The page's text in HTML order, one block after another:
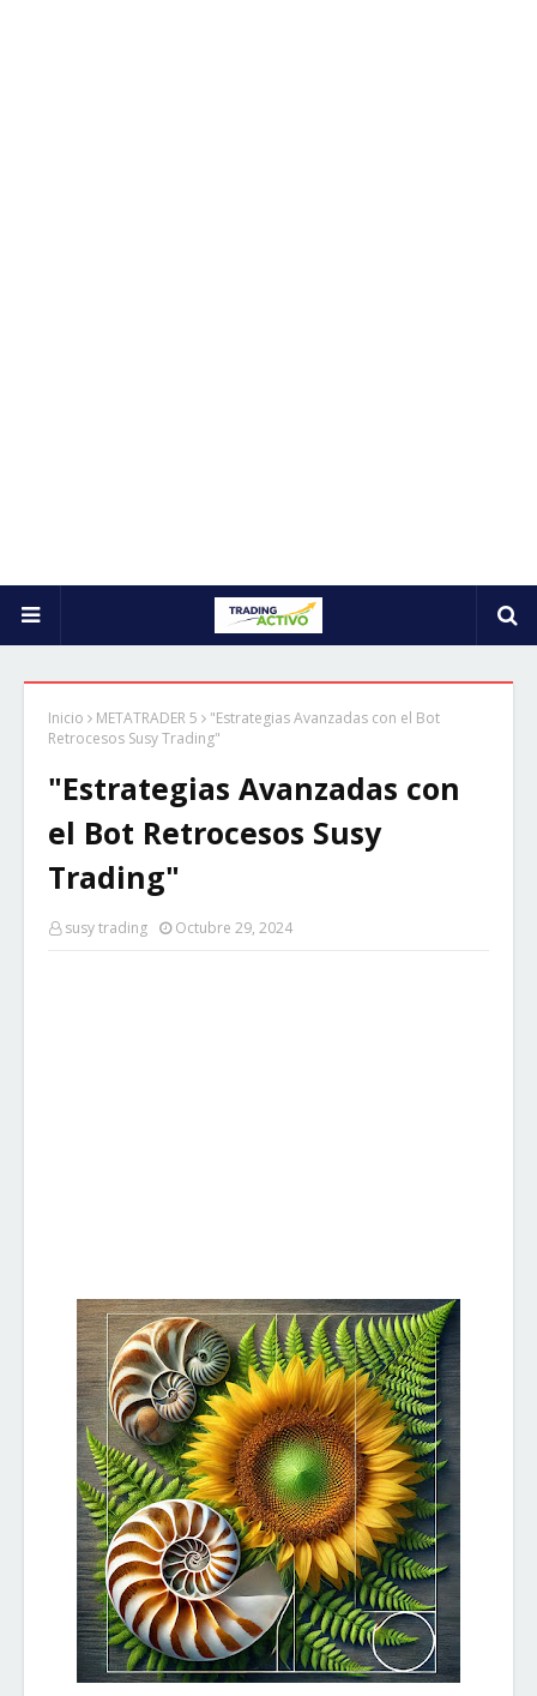
Inicio METATRADER 5
"Estrategias Avanzadas con el Bot
Retrocesos Susy Trading"
"Estrategias Avanzadas con
el Bot Retrocesos Susy
Trading"
susy trading Octubre 29, 2024